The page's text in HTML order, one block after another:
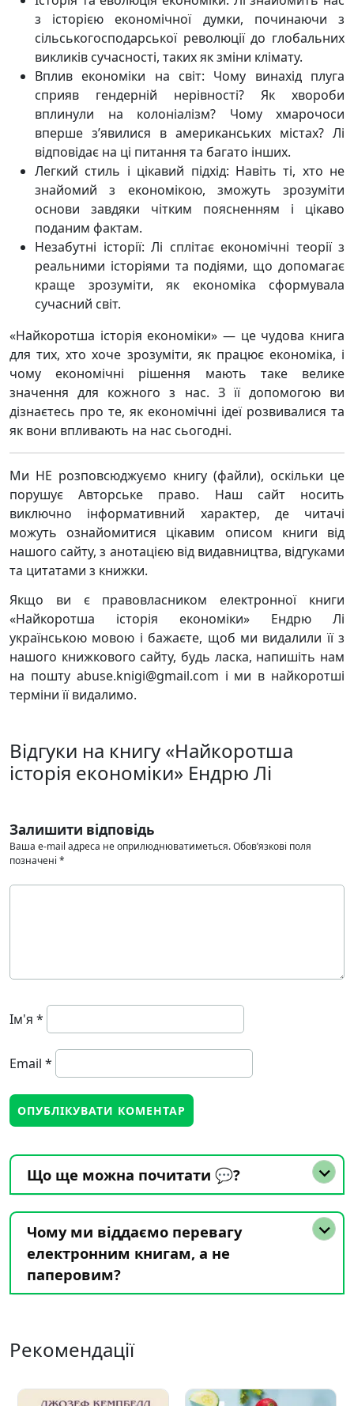
з історією економічної думки, починаючи з
сільськогосподарської революції до глобальних
викликів сучасності, таких як зміни клімату.
Вплив економіки на світ: Чому винахід плуга
сприяв гендерній нерівності? Як хвороби
вплинули на колоніалізм? Чому хмарочоси
вперше з’явилися в американських містах? Лі
відповідає на ці питання та багато інших.
Легкий стиль і цікавий підхід: Навіть ті, хто не
знайомий з економікою, зможуть зрозуміти
основи завдяки чітким поясненням і цікаво
поданим фактам.
Незабутні історії: Лі сплітає економічні теорії з
реальними історіями та подіями, що допомагає
краще зрозуміти, як економіка сформувала
сучасний світ.
«Найкоротша історія економіки» — це чудова книга
для тих, хто хоче зрозуміти, як працює економіка, і
чому економічні рішення мають таке велике
значення для кожного з нас. З її допомогою ви
дізнаєтесь про те, як економічні ідеї розвивалися та
як вони впливають на нас сьогодні.
Ми НЕ розповсюджуємо книгу (файли), оскільки це
порушує Авторське право. Наш сайт носить
виключно інформативний характер, де читачі
можуть ознайомитися цікавим описом книги від
нашого сайту, з анотацією від видавництва, відгуками
та цитатами з книжки.
Якщо ви є правовласником електронної книги
«Найкоротша історія економіки» Ендрю Лі
українською мовою і бажаєте, щоб ми видалили її з
нашого книжкового сайту, будь ласка, напишіть нам
на пошту abuse.knigi@gmail.com і ми в найкоротші
терміни її видалимо.
Відгуки на книгу «Найкоротша
історія економіки» Ендрю Лі
Залишити відповідь
Ваша e-mail адреса не оприлюднюватиметься.Обов’язкові поля
позначені *
Ім'я *
Email *
Що ще можна почитати 💬?
Чому ми віддаємо перевагу
електронним книгам, а не
паперовим?
Рекомендації